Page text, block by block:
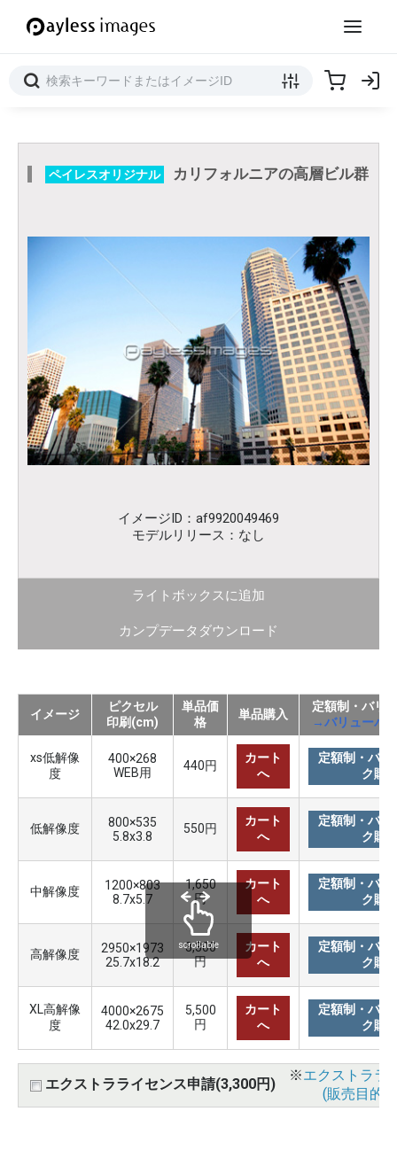
ペイレスオリジナル カリフォルニアの高層ビル群
イメージID：af9920049469
モデルリリース：なし
ライトボックスに追加
カンプデータダウンロード
イメージ
ピクセル
印刷(cm)
単品価
格
単品購入
定額制・バリ
→バリューパ
xs低解像
度
400×268
WEB用
440円
カート
へ
定額制・バリ
ク購
低解像度
800×535
5.8x3.8
550円
カート
へ
定額制・バリ
ク購
中解像度
1200×803
8.7x5.7
1,650
円
カート
へ
定額制・バリ
ク購
高解像度
2950×1973
25.7x18.2
3,300
円
カート
へ
定額制・バリ
ク購
XL高解像
度
4000×2675
42.0x29.7
5,500
円
カート
へ
定額制・バリ
ク購
エクストラライセンス申請(3,300円)
※エクストララ
(販売目的
scrollable